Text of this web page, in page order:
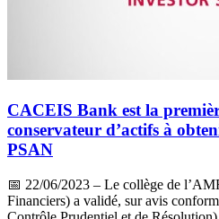
CACEIS Bank est la
conservateur d’actifs à
PSAN
📅 22/06/2023 – Le collège de
Financiers) a validé, sur avis